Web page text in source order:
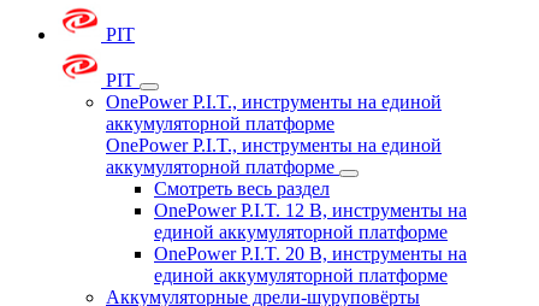
PIT
PIT
OnePower P.I.T., инструменты на единой
аккумуляторной платформе
OnePower P.I.T., инструменты на единой
аккумуляторной платформе
Смотреть весь раздел
OnePower P.I.T. 12 В, инструменты на
единой аккумуляторной платформе
OnePower P.I.T. 20 В, инструменты на
единой аккумуляторной платформе
Аккумуляторные дрели-шуруповёрты